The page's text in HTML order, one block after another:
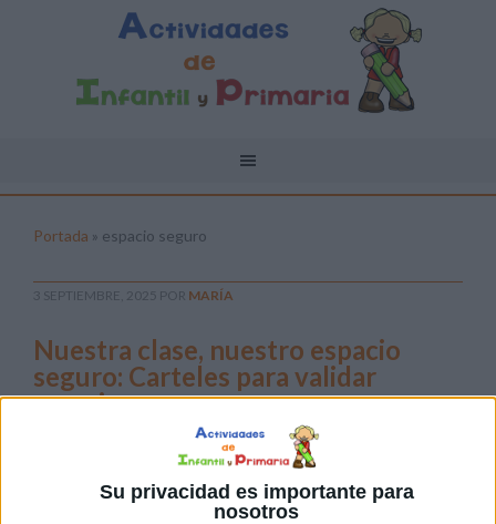
Su privacidad es importante para
nosotros
Portada » espacio seguro
3 SEPTIEMBRE, 2025 POR MARÍA
Nuestra clase, nuestro espacio
seguro: Carteles para validar
emociones